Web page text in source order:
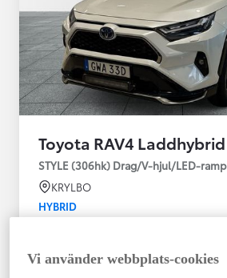
Toyota RAV4 Laddhybrid
STYLE (306hk) Drag/V-hjul/LED-ramp
KRYLBO
HYBRID
09-2023
Vi använder webbplats-cookies